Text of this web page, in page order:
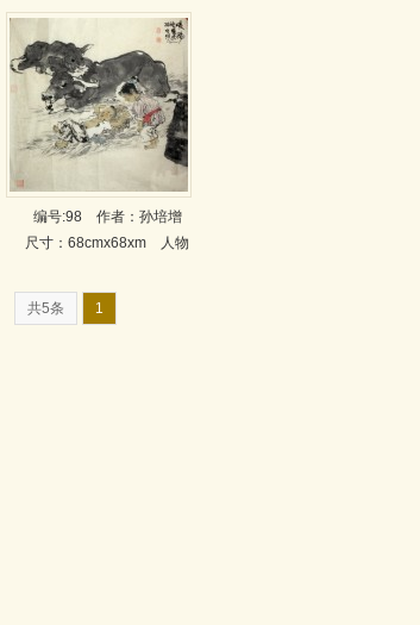
编号:98 作者：孙培增
尺寸：68cmx68xm 人物
共5条 1